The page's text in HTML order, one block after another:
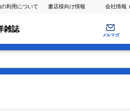
利用について 書店様向け情報 会社情報
雑誌
メルマガ